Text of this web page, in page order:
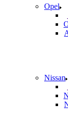
Opel
Nissan